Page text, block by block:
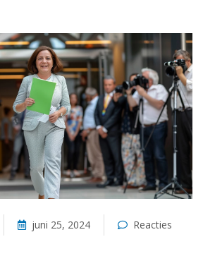
juni 25, 2024
Reacties